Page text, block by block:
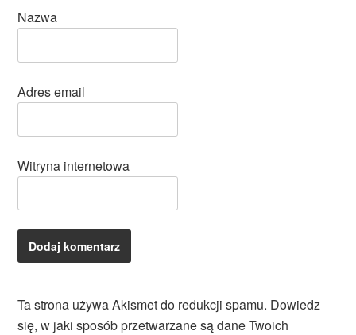
Nazwa
Adres email
Witryna internetowa
Ta strona używa Akismet do redukcji spamu. Dowiedz
się, w jaki sposób przetwarzane są dane Twoich